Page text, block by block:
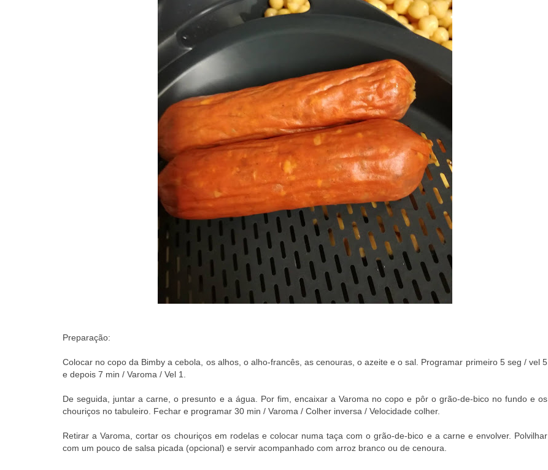
Preparação:
Colocar no copo da Bimby a cebola, os alhos, o alho-francês, as cenouras, o azeite e o sal. Programar primeiro 5 seg / vel 5
e depois 7 min / Varoma / Vel 1.
De seguida, juntar a carne, o presunto e a água. Por fim, encaixar a Varoma no copo e pôr o grão-de-bico no fundo e os
chouriços no tabuleiro. Fechar e programar 30 min / Varoma / Colher inversa / Velocidade colher.
Retirar a Varoma, cortar os chouriços em rodelas e colocar numa taça com o grão-de-bico e a carne e envolver. Polvilhar
com um pouco de salsa picada (opcional) e servir acompanhado com arroz branco ou de cenoura.